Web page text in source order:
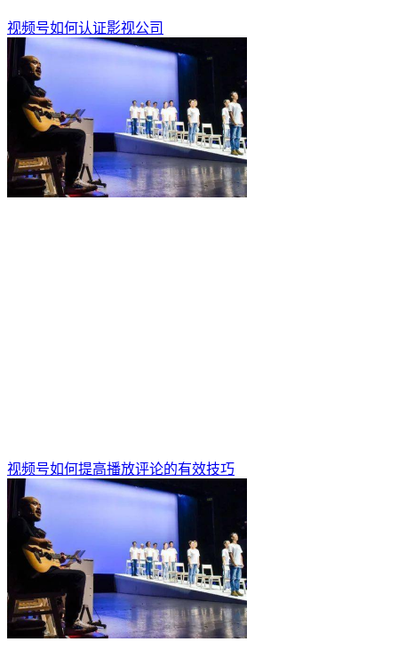
视频号如何认证影视公司
视频号如何提高播放评论的有效技巧